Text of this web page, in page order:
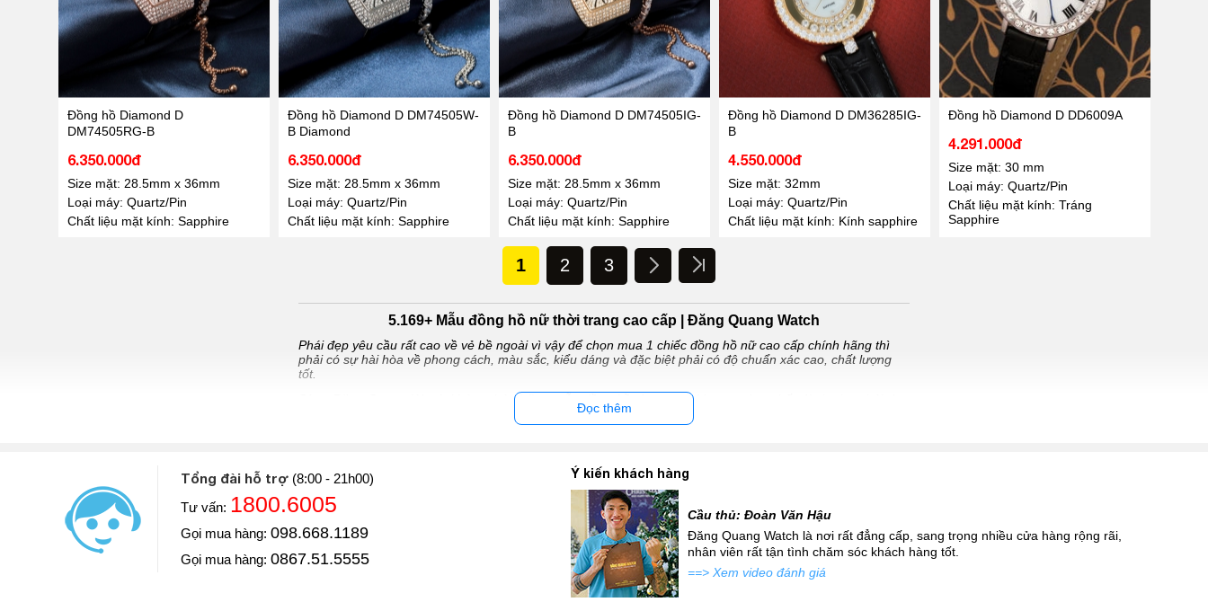
Đồng hồ Diamond D
DM74505RG-B
6.350.000đ
Size mặt: 28.5mm x 36mm
Loại máy: Quartz/Pin
Chất liệu mặt kính: Sapphire
Đồng hồ Diamond D DM74505W-
B Diamond
6.350.000đ
Size mặt: 28.5mm x 36mm
Loại máy: Quartz/Pin
Chất liệu mặt kính: Sapphire
Đồng hồ Diamond D DM74505IG-
B
6.350.000đ
Size mặt: 28.5mm x 36mm
Loại máy: Quartz/Pin
Chất liệu mặt kính: Sapphire
Đồng hồ Diamond D DM36285IG-
B
4.550.000đ
Size mặt: 32mm
Loại máy: Quartz/Pin
Chất liệu mặt kính: Kính sapphire
Đồng hồ Diamond D DD6009A
4.291.000đ
Size mặt: 30 mm
Loại máy: Quartz/Pin
Chất liệu mặt kính: Tráng
Sapphire
1 2 3
5.169+ Mẫu đồng hồ nữ thời trang cao cấp | Đăng Quang Watch
Phái đẹp yêu cầu rất cao về vẻ bề ngoài vì vậy để chọn mua 1 chiếc đồng hồ nữ cao cấp chính hãng thì
phải có sự hài hòa về phong cách, màu sắc, kiểu dáng và đặc biệt phải có độ chuẩn xác cao, chất lượng
tốt.
Cùng Đăng Quang Watch khám phá những mẫu đồng hồ đeo tay thời trang đẹp nhất dành cho phái đẹp
đến từ các thương hiệu nổi tiếng thế giới Thụy Sĩ, Nhật Bản, Đức, Pháp... được phân phối độc quyền tại
nữ chính hãng trên thị trường. Tuy nhiên, việc lựa chọn một chiếc đồng hồ nữ chính hãng phù hợp là điều
không hề đơn giản. Dưới đây là một số thông tin về đồng hồ nữ chính hãng cùng những điều cần lưu ý khi
mua đồng hồ để giúp bạn chọn được sản phẩm chất lượng.
Một trong những yếu tố cần quan tâm nhất khi mua đồng hồ nữ chính hãng là thương hiệu. Thương hiệu
chất lượng sản phẩm và thường có các chính sách hậu mãi tốt. Một
Đọc thêm
Tổng đài hỗ trợ (8:00 - 21h00)
Tư vấn: 1800.6005
Gọi mua hàng: 098.668.1189
Gọi mua hàng: 0867.51.5555
Ý kiến khách hàng
Diễn viên: Hoàng Kim Ngọc
Khoe với mọi người Ngọc vừa mua một chiếc đồng hồ mới siêu đẹp để đi tặng
luôn và chiếc đồng hồ này Ngọc mua ở Đăng Quang Watch đấy...
Cầu thủ: Đoàn Văn Hậu
Đăng Quang Watch là nơi rất đẳng cấp, sang trọng nhiều cửa hàng rộng rãi,
nhân viên rất tận tình chăm sóc khách hàng tốt.
==> Xem video đánh giá